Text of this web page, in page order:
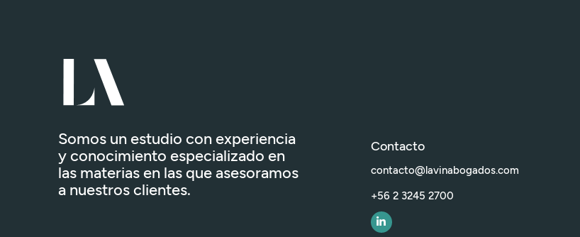
Somos un estudio con experiencia
y conocimiento especializado en
las materias en las que asesoramos
a nuestros clientes.
Contacto
contacto@lavinabogados.com
+56 2 3245 2700